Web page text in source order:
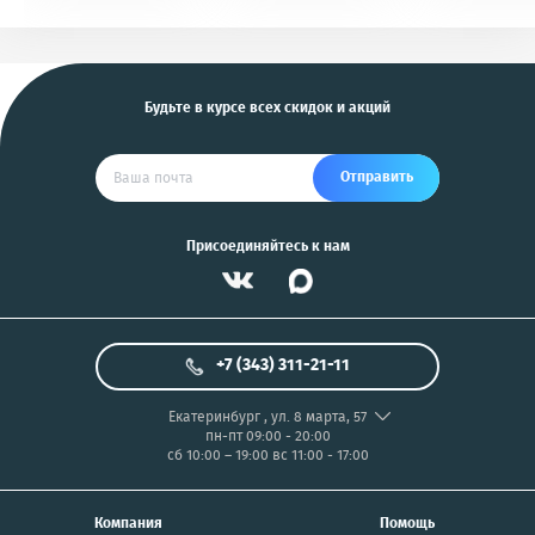
Будьте в курсе всех скидок и акций
Отправить
Присоединяйтесь к нам
Помощь
Компания
+7 (343) 311-21-11
Екатеринбург, ул. 8 марта, 57
пн-пт 09:00 - 20:00
сб 10:00 – 19:00 вс 11:00 - 17:00